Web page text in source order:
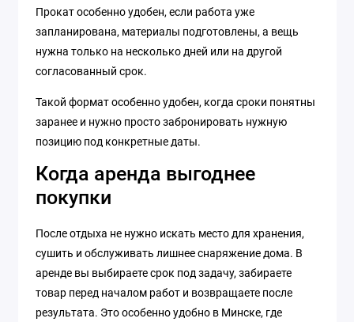
Прокат особенно удобен, если работа уже
запланирована, материалы подготовлены, а вещь
нужна только на несколько дней или на другой
согласованный срок.
Такой формат особенно удобен, когда сроки понятны
заранее и нужно просто забронировать нужную
позицию под конкретные даты.
Когда аренда выгоднее
покупки
После отдыха не нужно искать место для хранения,
сушить и обслуживать лишнее снаряжение дома. В
аренде вы выбираете срок под задачу, забираете
товар перед началом работ и возвращаете после
результата. Это особенно удобно в Минске, где